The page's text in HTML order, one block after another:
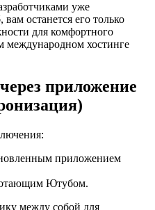
уже
останется его только
для комфортного
международном хостинге
приложение
приложением
Ютубом.
между собой для